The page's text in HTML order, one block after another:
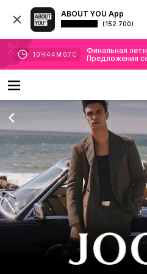
ABOUT YOU App
(152 700)
10 Ч 44 М 05 С
Финальная
Предложения